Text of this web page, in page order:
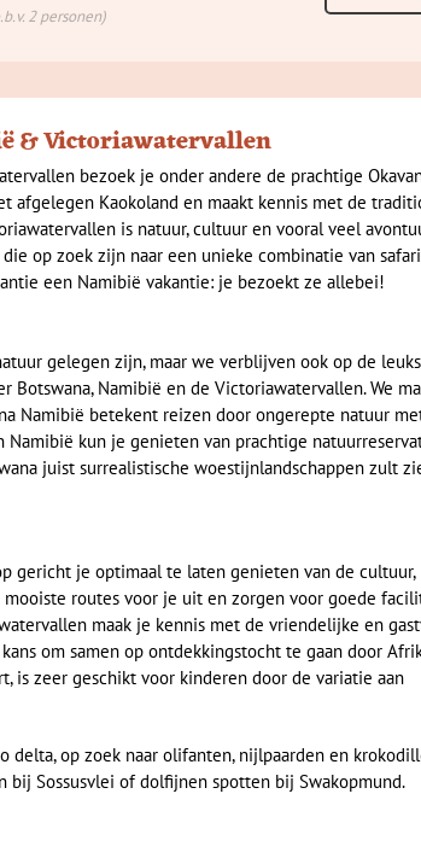
2 personen)
& Victoriawatervallen
bezoek je onder andere de prachtige
afgelegen Kaokoland en maakt kennis met de
is natuur, cultuur en vooral veel
op zoek zijn naar een unieke combinatie van
een Namibië vakantie: je bezoekt ze allebei!
gelegen zijn, maar we verblijven ook op de
Namibië en de Victoriawatervallen. We
Namibië betekent reizen door ongerepte natuur
kun je genieten van prachtige
juist surrealistische woestijnlandschappen zult
gericht je optimaal te laten genieten van de cultuur,
routes voor je uit en zorgen voor goede
maak je kennis met de vriendelijke en
om samen op ontdekkingstocht te gaan door
is zeer geschikt voor kinderen door de variatie aan
delta, op zoek naar olifanten, nijlpaarden en
Sossusvlei of dolfijnen spotten bij Swakopmund.